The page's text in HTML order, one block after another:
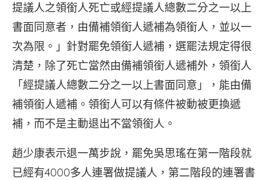
提議人之領銜人死亡或經提議人總數二分之一以上
書面同意者，由備補領銜人遞補為領銜人，並以一
次為限。」針對罷免領銜人遞補，選罷法規定得很
清楚，除了死亡當然由備補領銜人遞補外，領銜人
「經提議人總數二分之一以上書面同意」，能由備
補領銜人遞補。領銜人可以有條件被動被更換遞
補，而不是主動退出不當領銜人。
趙少康表示退一萬步說，罷免吳思瑤在第一階段就
已經有4000多人連署做提議人，第二階段的連署書